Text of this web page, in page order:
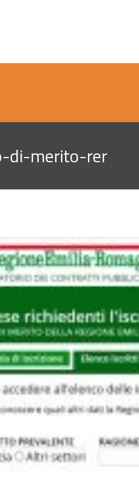
di-merito-rer